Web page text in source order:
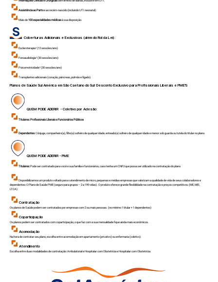
Assistência ao Partoe ao recém-nascido (incluindo UTI neonatal).
Mais de100 especialidades médicasà sua disposição.
Coberturas Adicionais e Exclusivas (além do Rol da Lei):
Escleroterapia¹ (12 sessões/ano)
Fonoaudiologia¹ (30 sessões/ano)
Psicomotricidade¹ (30 sessões/ano)
Transplantes adicionais (coração, pâncreas, pulmão e fígado).
Planos de Saúde Sul América emSão Caetano do Sul: Desconto Exclusivo para Profissionais Liberais e PME'S
QUEM PODE ADERIR - Coletivo por Adesão:
Titulares: Profissionais Liberais e Funcionários Públicos
Dependentes: Cônjuge, companheiro(a), filho(a) solteiro de qualquer idade, enteado(a) solteiro de qualquer idade e menor sob guarda ou tutela do titular no plano.
QUEM PODE ADERIR - PME
Titulares:Pode ser contratado para você e sua família e funcionários, caso tenha um CNPJ que possa ser utilizado na contratação do plano
Disponibilizamos um produto voltado para o atendimento de micro, pequenas e médias empresas que valorizam a qualidade de vida de seus colaboradores e
dependentes: O Plano de Saúde PME (seguro para grupos – 2 a 199 vidas). O produto oferece grande flexibilidade na contratação e preços competitivos.(ME, MEI,
LTDA)
Contratação
Os planos de Saúde podem ser contratados por empresas com 2 ou mais pessoas. (no mínimo 1 titular + 1 dependentes)
Coparticipação
Os planos podem ser contratados com coparticipação, o que faz com a sua mensalidade fique ainda mais econômicos.
Acomodação
Na hora de contratar seu plano, escolha entre acomodação em apartamento (privativo) ou enfermaria (coletivo).
Atendimento
Escolha entre duas modalidades de contratação: Ambulatorial e Hospitalar com Obstetrícia e Hospitalar com Obstetrícia.